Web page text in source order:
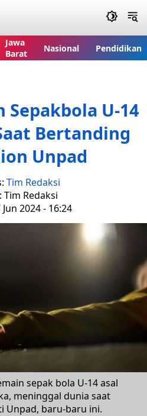
Jawa
Barat
Nasional Pendidikan
Sepakbola U-14
Bertanding
Unpad
Tim Redaksi
Tim Redaksi
2024 - 16:24
sepak bola U-14 asal
meninggal dunia saat
Unpad, baru-baru ini.